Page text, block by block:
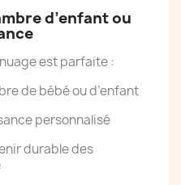
d’enfant ou
est parfaite :
de bébé ou d’enfant
personnalisé
durable des